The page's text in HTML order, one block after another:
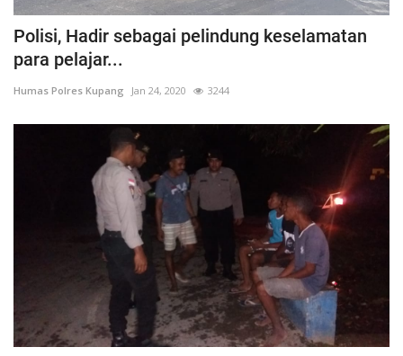
Polisi, Hadir sebagai pelindung keselamatan
para pelajar...
Humas Polres Kupang Jan 24, 2020 3244